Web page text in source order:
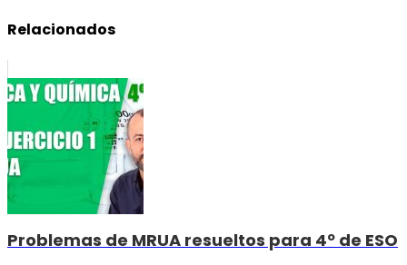
Relacionados
Problemas de MRUA resueltos para 4º de ESO